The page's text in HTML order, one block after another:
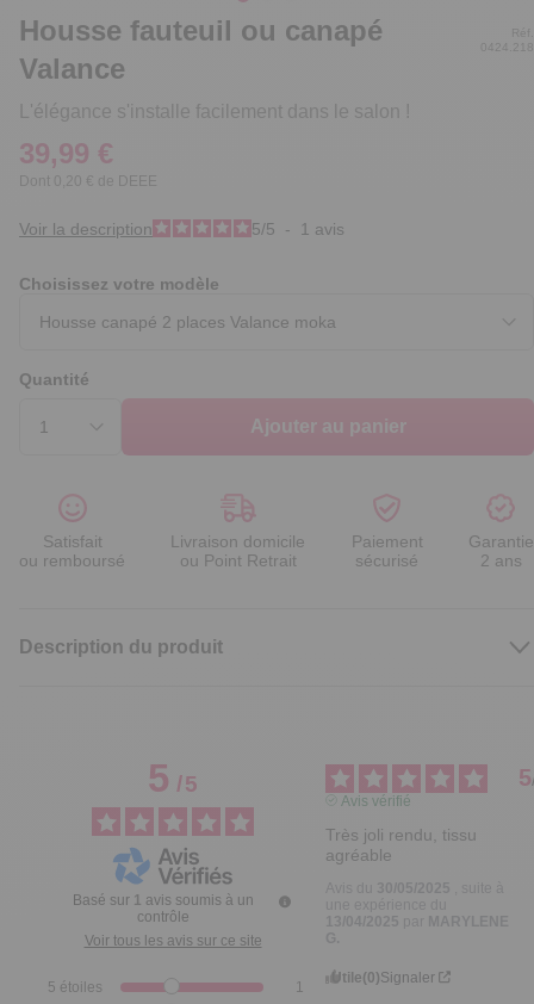
Housse fauteuil ou canapé
Valance
L'élégance s'installe facilement dans le salon !
Réf.
39,99 €
Dont 0,20 € de DEEE
Voir la description 5/5 - 1 avis
Choisissez votre modèle
Quantité
Ajouter au panier
Satisfait
ou remboursé
Livraison domicile
ou Point Retrait
Paiement
sécurisé
Garantie
2 ans
Description du produit
5/5
Basé sur 1 avis soumis à un
contrôle
Voir tous les avis sur ce site
5 étoiles
1
5
Avis vérifié
Très joli rendu, tissu
agréable
Utile(0)Signaler